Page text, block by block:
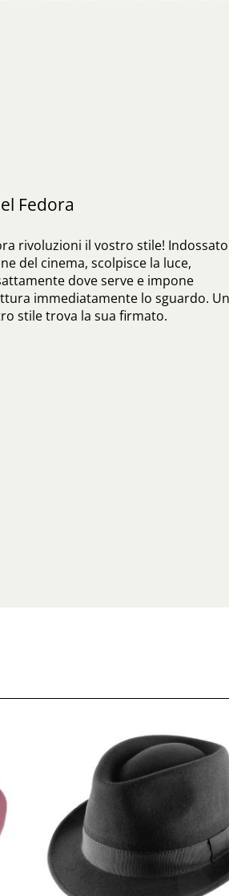
Fedora
rivoluzioni il vostro stile! Indossato
del cinema, scolpisce la luce,
dove serve e impone
immediatamente lo sguardo. Un
stile trova la sua firmato.